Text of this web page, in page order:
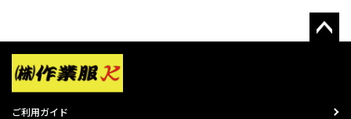
ご利用ガイド